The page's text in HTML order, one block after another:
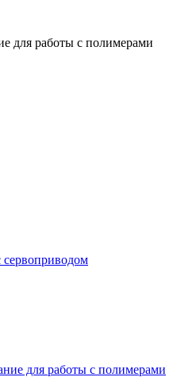
для работы с полимерами